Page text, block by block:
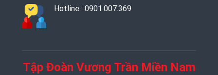
Hotline : 0901.007.369
Tập Đoàn Vương Trần Miền Nam